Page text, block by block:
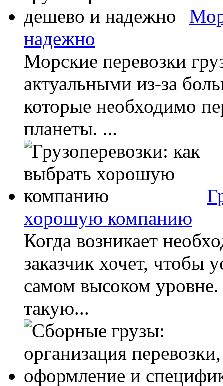
надежно
Морские перевозки
актуальными из-за
которые необходимо
планеты. ...
хорошую компанию
Когда возникает
заказчик хочет, чтобы
самом высоком
такую...